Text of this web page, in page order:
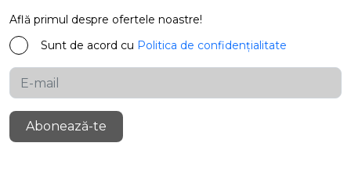
Află primul despre ofertele noastre!
Sunt de acord cu Politica de confidențialitate
Abonează-te